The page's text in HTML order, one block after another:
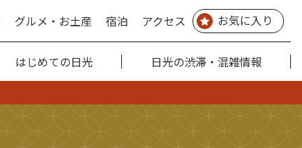
グルメ・お土産 宿泊 アクセス お気に入り
はじめての日光 日光の渋滞・混雑情報